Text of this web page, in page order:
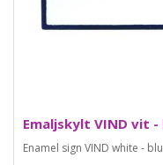
Emaljskylt VIND vit -
Enamel sign VIND white -